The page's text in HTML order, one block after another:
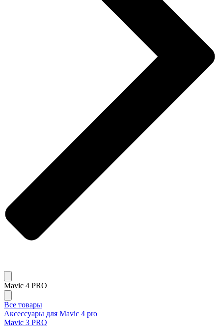
Mavic 4 PRO
Все товары
Аксессуары для Mavic 4 pro
Mavic 3 PRO